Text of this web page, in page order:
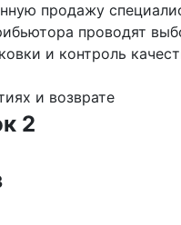
продажу
проводят
и контроль
и возврате
2